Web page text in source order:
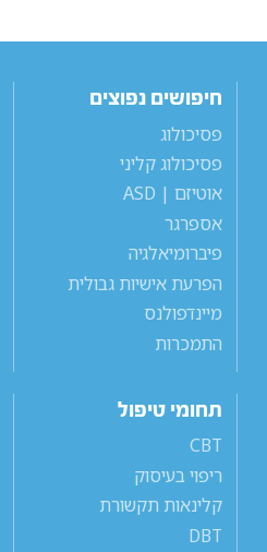
חיפושים נפוצים
פסיכולוג
פסיכולוג קליני
אוטיזם | ASD
אספרגר
פיברומיאלגיה
הפרעת אישיות גבולית
מיינדפולנס
התמכרות
תחומי טיפול
CBT
ריפוי בעיסוק
קלינאות תקשורת
DBT